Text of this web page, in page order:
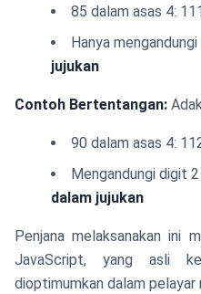
85 dalam asas 4:
Hanya
jujukan
Contoh Bertentangan:
90 dalam asas 4:
Mengandungi digit
dalam jujukan
Penjana melaksanakan ini
JavaScript, yang asli
dioptimumkan dalam pelayar